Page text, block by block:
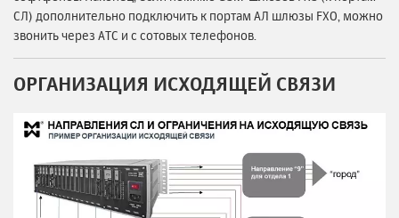
СЛ) дополнительно подключить к портам АЛ шлюзы FXO, можно
звонить через АТС и с сотовых телефонов.
ОРГАНИЗАЦИЯ ИСХОДЯЩЕЙ СВЯЗИ